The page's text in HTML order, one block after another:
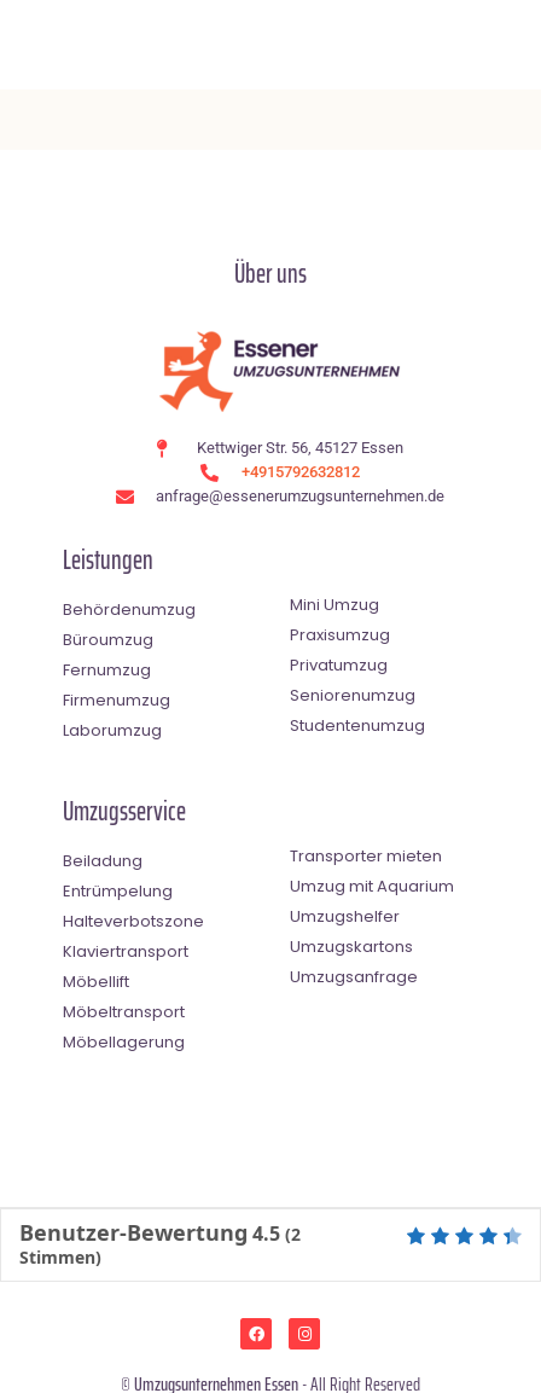
Über uns
Kettwiger Str. 56, 45127 Essen
+4915792632812
anfrage@essenerumzugsunternehmen.de
Leistungen
Behördenumzug
Büroumzug
Fernumzug
Firmenumzug
Laborumzug
Mini Umzug
Praxisumzug
Privatumzug
Seniorenumzug
Studentenumzug
Umzugsservice
Beiladung
Entrümpelung
Halteverbotszone
Klaviertransport
Möbellift
Möbeltransport
Möbellagerung
Transporter mieten
Umzug mit Aquarium
Umzugshelfer
Umzugskartons
Umzugsanfrage
Benutzer-Bewertung 4.5 (2
Stimmen)
©Umzugsunternehmen Essen- All Right Reserved